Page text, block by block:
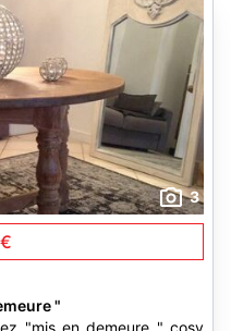
3
"
"mis en demeure " cosy